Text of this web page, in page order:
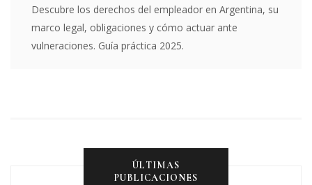
Descubre los derechos del empleador en Argentina, su
marco legal, obligaciones y cómo actuar ante
vulneraciones. Guía práctica 2025.
ÚLTIMAS
PUBLICACIONES